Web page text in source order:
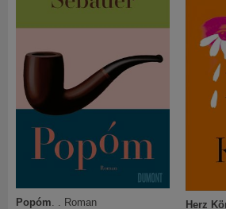
Popóm . . Roman
Herz